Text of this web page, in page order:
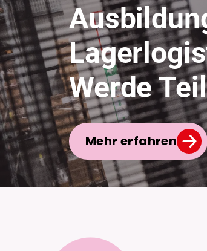
Werde
Mehr erfahren